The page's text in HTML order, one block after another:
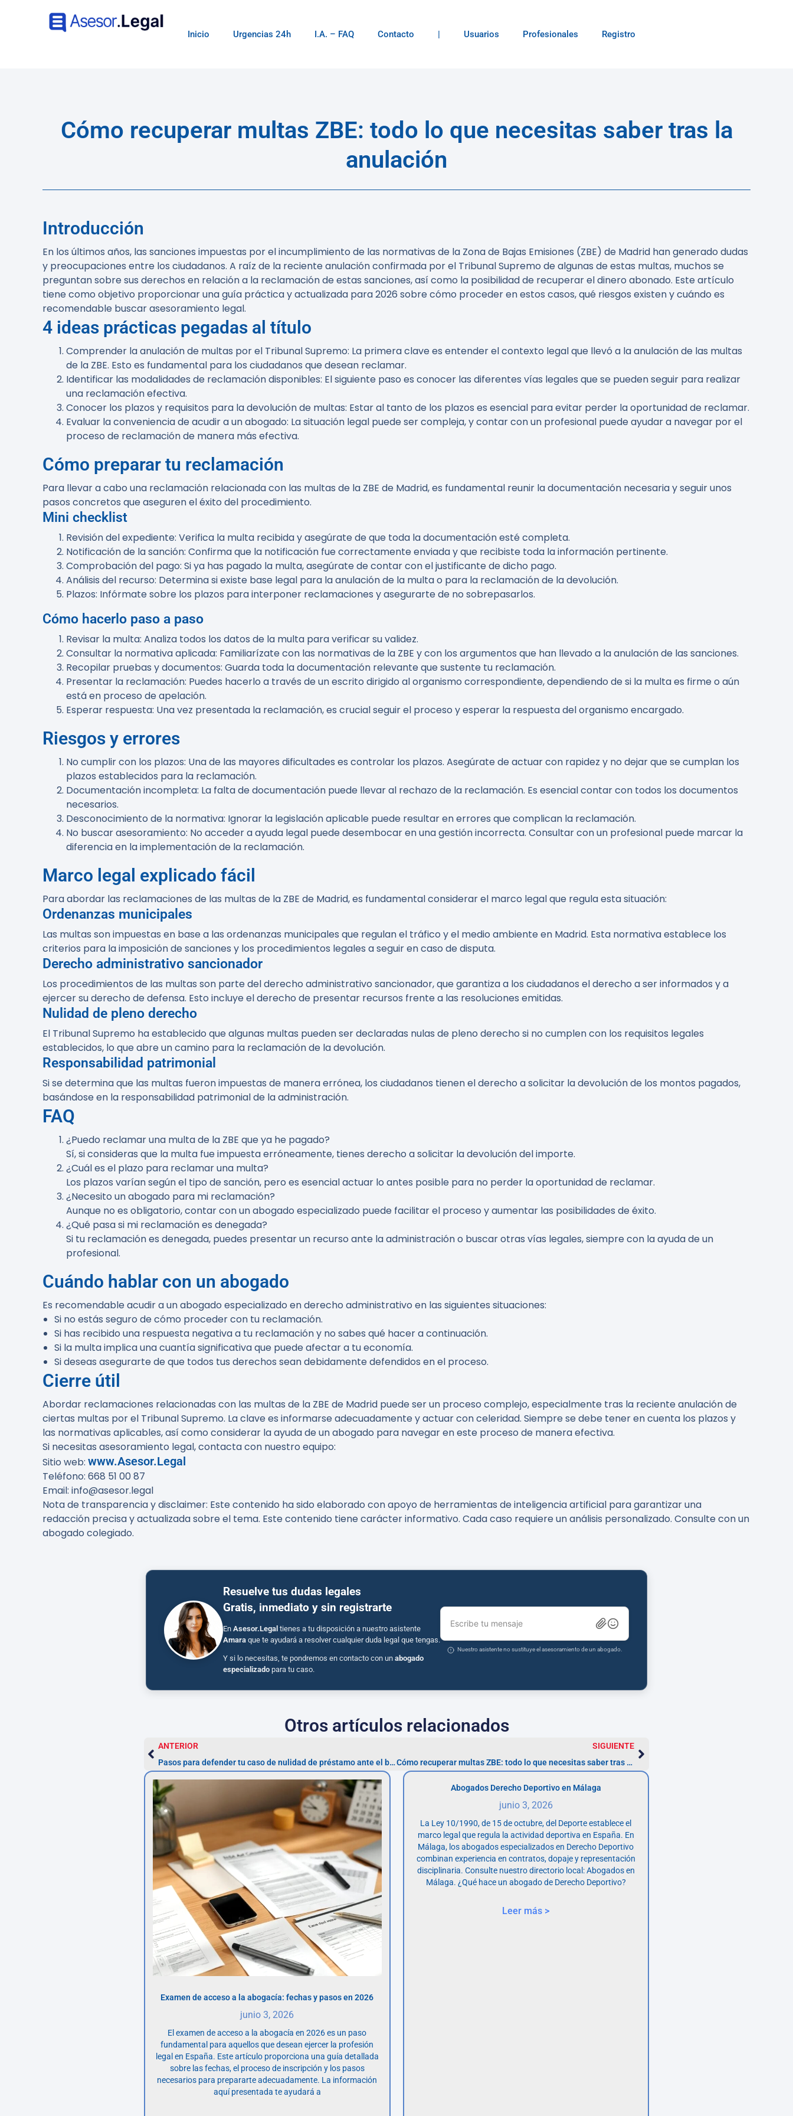
Inicio Urgencias 24h I.A. – FAQ Contacto | Usuarios Profesionales Registro
Cómo recuperar multas ZBE: todo lo que necesitas saber tras la
anulación
Introducción
En los últimos años, las sanciones impuestas por el incumplimiento de las normativas de la Zona de Bajas Emisiones (ZBE) de Madrid han generado dudas
y preocupaciones entre los ciudadanos. A raíz de la reciente anulación confirmada por el Tribunal Supremo de algunas de estas multas, muchos se
preguntan sobre sus derechos en relación a la reclamación de estas sanciones, así como la posibilidad de recuperar el dinero abonado. Este artículo
tiene como objetivo proporcionar una guía práctica y actualizada para 2026 sobre cómo proceder en estos casos, qué riesgos existen y cuándo es
recomendable buscar asesoramiento legal.
4 ideas prácticas pegadas al título
Comprender la anulación de multas por el Tribunal Supremo: La primera clave es entender el contexto legal que llevó a la anulación de las multas
de la ZBE. Esto es fundamental para los ciudadanos que desean reclamar.
Identificar las modalidades de reclamación disponibles: El siguiente paso es conocer las diferentes vías legales que se pueden seguir para realizar
una reclamación efectiva.
Conocer los plazos y requisitos para la devolución de multas: Estar al tanto de los plazos es esencial para evitar perder la oportunidad de reclamar.
Evaluar la conveniencia de acudir a un abogado: La situación legal puede ser compleja, y contar con un profesional puede ayudar a navegar por el
proceso de reclamación de manera más efectiva.
Cómo preparar tu reclamación
Para llevar a cabo una reclamación relacionada con las multas de la ZBE de Madrid, es fundamental reunir la documentación necesaria y seguir unos
pasos concretos que aseguren el éxito del procedimiento.
Mini checklist
Revisión del expediente: Verifica la multa recibida y asegúrate de que toda la documentación esté completa.
Notificación de la sanción: Confirma que la notificación fue correctamente enviada y que recibiste toda la información pertinente.
Comprobación del pago: Si ya has pagado la multa, asegúrate de contar con el justificante de dicho pago.
Análisis del recurso: Determina si existe base legal para la anulación de la multa o para la reclamación de la devolución.
Plazos: Infórmate sobre los plazos para interponer reclamaciones y asegurarte de no sobrepasarlos.
Cómo hacerlo paso a paso
Revisar la multa: Analiza todos los datos de la multa para verificar su validez.
Consultar la normativa aplicada: Familiarízate con las normativas de la ZBE y con los argumentos que han llevado a la anulación de las sanciones.
Recopilar pruebas y documentos: Guarda toda la documentación relevante que sustente tu reclamación.
Presentar la reclamación: Puedes hacerlo a través de un escrito dirigido al organismo correspondiente, dependiendo de si la multa es firme o aún
está en proceso de apelación.
Esperar respuesta: Una vez presentada la reclamación, es crucial seguir el proceso y esperar la respuesta del organismo encargado.
Riesgos y errores
No cumplir con los plazos: Una de las mayores dificultades es controlar los plazos. Asegúrate de actuar con rapidez y no dejar que se cumplan los
plazos establecidos para la reclamación.
Documentación incompleta: La falta de documentación puede llevar al rechazo de la reclamación. Es esencial contar con todos los documentos
necesarios.
Desconocimiento de la normativa: Ignorar la legislación aplicable puede resultar en errores que complican la reclamación.
No buscar asesoramiento: No acceder a ayuda legal puede desembocar en una gestión incorrecta. Consultar con un profesional puede marcar la
diferencia en la implementación de la reclamación.
Marco legal explicado fácil
Para abordar las reclamaciones de las multas de la ZBE de Madrid, es fundamental considerar el marco legal que regula esta situación:
Ordenanzas municipales
Las multas son impuestas en base a las ordenanzas municipales que regulan el tráfico y el medio ambiente en Madrid. Esta normativa establece los
criterios para la imposición de sanciones y los procedimientos legales a seguir en caso de disputa.
Derecho administrativo sancionador
Los procedimientos de las multas son parte del derecho administrativo sancionador, que garantiza a los ciudadanos el derecho a ser informados y a
ejercer su derecho de defensa. Esto incluye el derecho de presentar recursos frente a las resoluciones emitidas.
Nulidad de pleno derecho
El Tribunal Supremo ha establecido que algunas multas pueden ser declaradas nulas de pleno derecho si no cumplen con los requisitos legales
establecidos, lo que abre un camino para la reclamación de la devolución.
Responsabilidad patrimonial
Si se determina que las multas fueron impuestas de manera errónea, los ciudadanos tienen el derecho a solicitar la devolución de los montos pagados,
basándose en la responsabilidad patrimonial de la administración.
FAQ
¿Puedo reclamar una multa de la ZBE que ya he pagado?
Sí, si consideras que la multa fue impuesta erróneamente, tienes derecho a solicitar la devolución del importe.
¿Cuál es el plazo para reclamar una multa?
Los plazos varían según el tipo de sanción, pero es esencial actuar lo antes posible para no perder la oportunidad de reclamar.
¿Necesito un abogado para mi reclamación?
Aunque no es obligatorio, contar con un abogado especializado puede facilitar el proceso y aumentar las posibilidades de éxito.
¿Qué pasa si mi reclamación es denegada?
Si tu reclamación es denegada, puedes presentar un recurso ante la administración o buscar otras vías legales, siempre con la ayuda de un
profesional.
Cuándo hablar con un abogado
Es recomendable acudir a un abogado especializado en derecho administrativo en las siguientes situaciones:
Si no estás seguro de cómo proceder con tu reclamación.
Si has recibido una respuesta negativa a tu reclamación y no sabes qué hacer a continuación.
Si la multa implica una cuantía significativa que puede afectar a tu economía.
Si deseas asegurarte de que todos tus derechos sean debidamente defendidos en el proceso.
Cierre útil
Abordar reclamaciones relacionadas con las multas de la ZBE de Madrid puede ser un proceso complejo, especialmente tras la reciente anulación de
ciertas multas por el Tribunal Supremo. La clave es informarse adecuadamente y actuar con celeridad. Siempre se debe tener en cuenta los plazos y
las normativas aplicables, así como considerar la ayuda de un abogado para navegar en este proceso de manera efectiva.
Si necesitas asesoramiento legal, contacta con nuestro equipo:
Sitio web: www.Asesor.Legal
Teléfono: 668 51 00 87
Email: info@asesor.legal
Nota de transparencia y disclaimer: Este contenido ha sido elaborado con apoyo de herramientas de inteligencia artificial para garantizar una
redacción precisa y actualizada sobre el tema. Este contenido tiene carácter informativo. Cada caso requiere un análisis personalizado. Consulte con un
abogado colegiado.
Resuelve tus dudas legales
Gratis, inmediato y sin registrarte
En Asesor.Legal tienes a tu disposición a nuestro asistente
Amara que te ayudará a resolver cualquier duda legal que tengas.
Y si lo necesitas, te pondremos en contacto con un abogado
especializado para tu caso.
Escribe tu mensaje
Nuestro asistente no sustituye el asesoramiento de un abogado.
Otros artículos relacionados
ANTERIOR
Pasos para defender tu caso de nulidad de préstamo ante el banco
SIGUIENTE
Cómo recuperar multas ZBE: todo lo que necesitas saber tras la anulación
Examen de acceso a la abogacía: fechas y pasos en 2026
junio 3, 2026
El examen de acceso a la abogacía en 2026 es un paso
fundamental para aquellos que desean ejercer la profesión
legal en España. Este artículo proporciona una guía detallada
sobre las fechas, el proceso de inscripción y los pasos
necesarios para prepararte adecuadamente. La información
aquí presentada te ayudará a
Abogados Derecho Deportivo en Málaga
junio 3, 2026
La Ley 10/1990, de 15 de octubre, del Deporte establece el
marco legal que regula la actividad deportiva en España. En
Málaga, los abogados especializados en Derecho Deportivo
combinan experiencia en contratos, dopaje y representación
disciplinaria. Consulte nuestro directorio local: Abogados en
Málaga. ¿Qué hace un abogado de Derecho Deportivo?
Leer más >